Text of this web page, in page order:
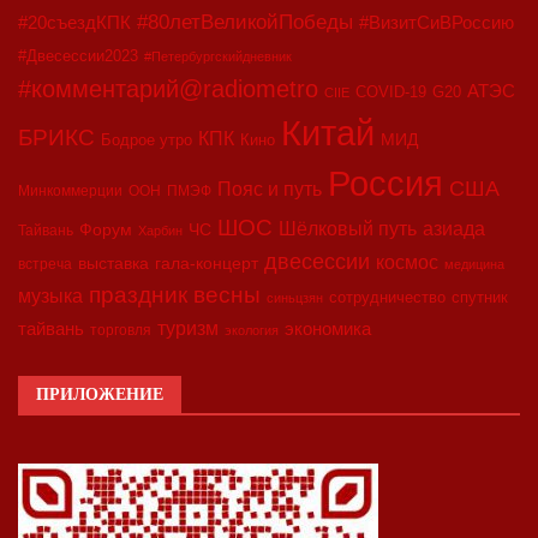
#20съездКПК #80летВеликойПобеды #ВизитСиВРоссию
#Двесессии2023 #Петербургскийдневник
#комментарий@radiometro CIIE COVID-19 G20 АТЭС
БРИКС Бодрое утро КПК Кино Китай МИД
Минкоммерции ООН ПМЭФ Пояс и путь Россия США
Тайвань Форум Харбин ЧС ШОС Шёлковый путь азиада
встреча выставка гала-концерт двесессии космос медицина
музыка праздник весны синьцзян сотрудничество спутник
тайвань торговля туризм экология экономика
ПРИЛОЖЕНИЕ